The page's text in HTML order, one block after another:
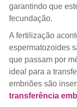
garantindo que
fecundação.
A fertilização
espermatozoides
que passam por
ideal para a
embriões são
transferência